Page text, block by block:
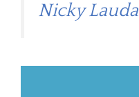
Nicky Lauda